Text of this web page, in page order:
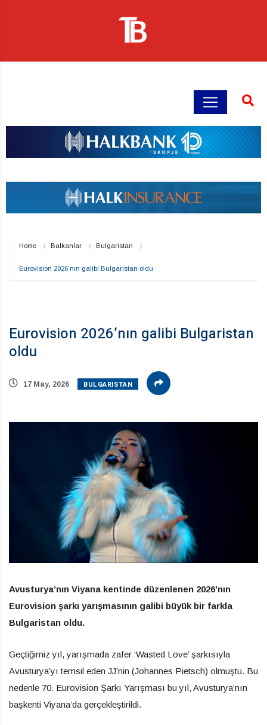
Home Balkanlar Bulgaristan
Eurovision 2026’nın galibi Bulgaristan oldu
Eurovision 2026’nın galibi Bulgaristan
oldu
17 May, 2026 BULGARISTAN
Avusturya’nın Viyana kentinde düzenlenen 2026’nın
Eurovision şarkı yarışmasının galibi büyük bir farkla
Bulgaristan oldu.
Geçtiğimiz yıl, yarışmada zafer ‘Wasted Love’ şarkısıyla
Avusturya’yı temsil eden JJ’nin (Johannes Pietsch) olmuştu. Bu
nedenle 70. Eurovision Şarkı Yarışması bu yıl, Avusturya’nın
başkenti Viyana’da gerçekleştirildi.